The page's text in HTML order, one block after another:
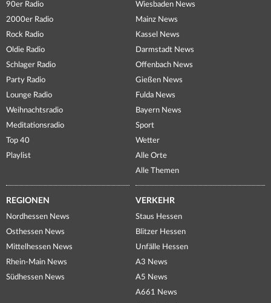
90er Radio
2000er Radio
Rock Radio
Oldie Radio
Schlager Radio
Party Radio
Lounge Radio
Weihnachtsradio
Meditationsradio
Top 40
Playlist
Wiesbaden News
Mainz News
Kassel News
Darmstadt News
Offenbach News
Gießen News
Fulda News
Bayern News
Sport
Wetter
Alle Orte
Alle Themen
REGIONEN
Nordhessen News
Osthessen News
Mittelhessen News
Rhein-Main News
Südhessen News
VERKEHR
Staus Hessen
Blitzer Hessen
Unfälle Hessen
A3 News
A5 News
A661 News